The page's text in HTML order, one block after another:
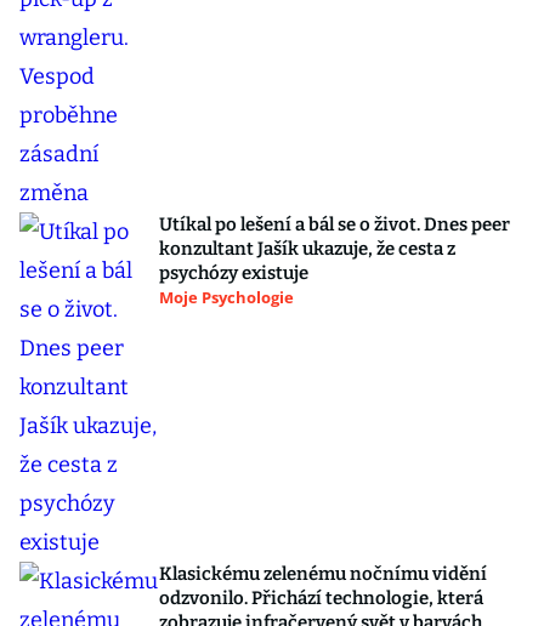
Utíkal po lešení a bál se o život. Dnes peer
konzultant Jašík ukazuje, že cesta z
psychózy existuje
Moje Psychologie
Klasickému zelenému nočnímu vidění
odzvonilo. Přichází technologie, která